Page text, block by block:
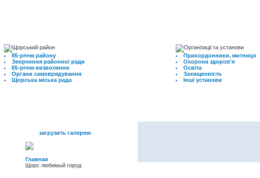
85-річчя району
Звернення районної ради
65-річчя визволення
Органи самоврядування
Щорська міська рада
Прикордонники, митниця
Охорона здоров'я
Освіта
Захищенність
Інші установи
загрузить галерею
Главная
Щорс любимый город